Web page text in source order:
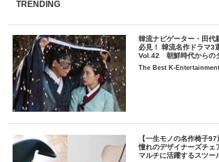
TRENDING
韓流ナビゲーター・田代
必見！ 韓流名作ドラマ3
Vol.42 朝鮮時代からの
The Best K-Entertainment
【一生モノの名作椅子97
憧れのデザイナーズチェ
マルチに活躍するスツー